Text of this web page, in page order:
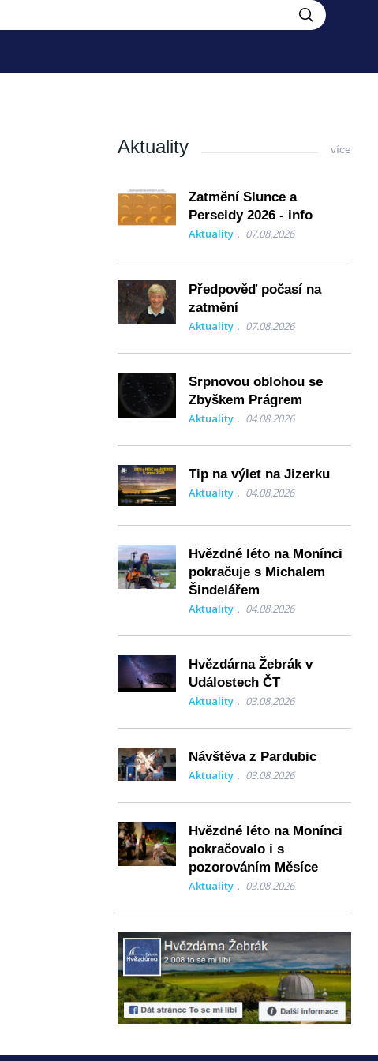
Aktuality více
Zatmění Slunce a
Perseidy 2026 - info
Aktuality 07.08.2026
Předpověď počasí na
zatmění
Aktuality 07.08.2026
Srpnovou oblohou se
Zbyškem Prágrem
Aktuality 04.08.2026
Tip na výlet na Jizerku
Aktuality 04.08.2026
Hvězdné léto na Monínci
pokračuje s Michalem
Šindelářem
Aktuality 04.08.2026
Hvězdárna Žebrák v
Událostech ČT
Aktuality 03.08.2026
Návštěva z Pardubic
Aktuality 03.08.2026
Hvězdné léto na Monínci
pokračovalo i s
pozorováním Měsíce
Aktuality 03.08.2026